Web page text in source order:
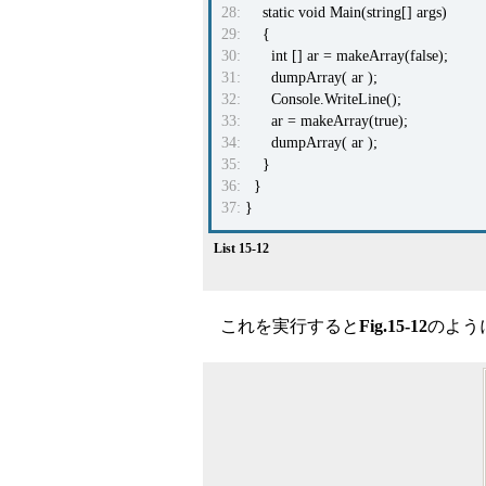
28:
static void Main(string[] args)
29:
{
30:
int [] ar = makeArray(false);
31:
dumpArray( ar );
32:
Console.WriteLine();
33:
ar = makeArray(true);
34:
dumpArray( ar );
35:
}
36:
}
37: }
List 15-12
これを実行するとFig.15-12のよう